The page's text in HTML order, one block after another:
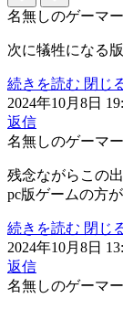
名無しのゲーマー
次に犠牲になる
続きを読む 閉じ
2024年10月8日
返信
名無しのゲーマー
残念ながらこの
pc版ゲームの方
続きを読む 閉じ
2024年10月8日
返信
名無しのゲーマー